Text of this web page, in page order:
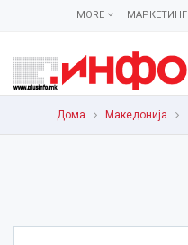
МАРКЕТИНГ
MORE
Дома Македонија